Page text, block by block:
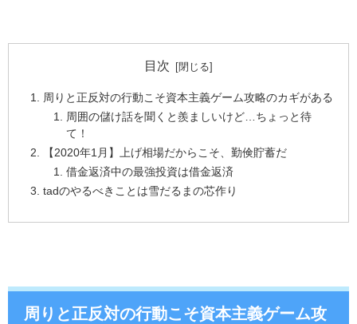
目次
周りと正反対の行動こそ資本主義ゲーム攻略のカギがある
周囲の儲け話を聞くと羨ましいけど…ちょっと待
て！
【2020年1月】上げ相場だからこそ、勤倹貯蓄だ
借金返済中の最強投資は借金返済
tadのやるべきことは雪だるまの芯作り
周りと正反対の行動こそ資本主義ゲーム攻